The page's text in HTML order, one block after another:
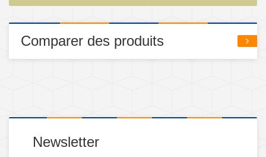
Comparer des produits
Newsletter